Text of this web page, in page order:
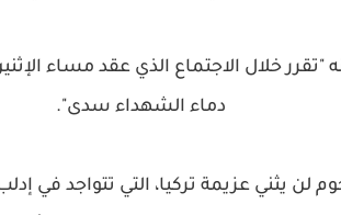
"تقرر خلال الاجتماع الذي عقد مساء
دماء الشهداء سدى".
لن يثني عزيمة تركيا، التي تتواجد في